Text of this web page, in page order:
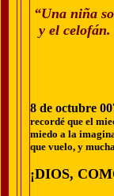
“Una niña
y el
8 de octubre
recordé que el
miedo a la
que vuelo, y
¡DIOS,